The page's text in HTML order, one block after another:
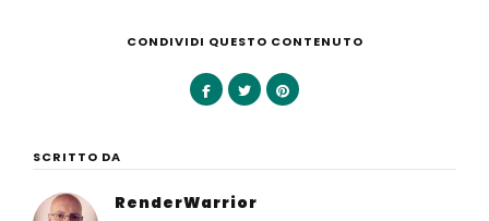
CONDIVIDI QUESTO CONTENUTO
SCRITTO DA
RenderWarrior